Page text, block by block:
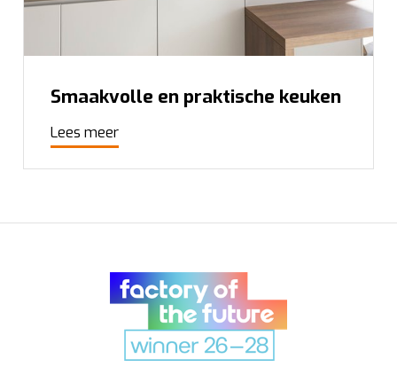
Smaakvolle en praktische keuken
Lees meer